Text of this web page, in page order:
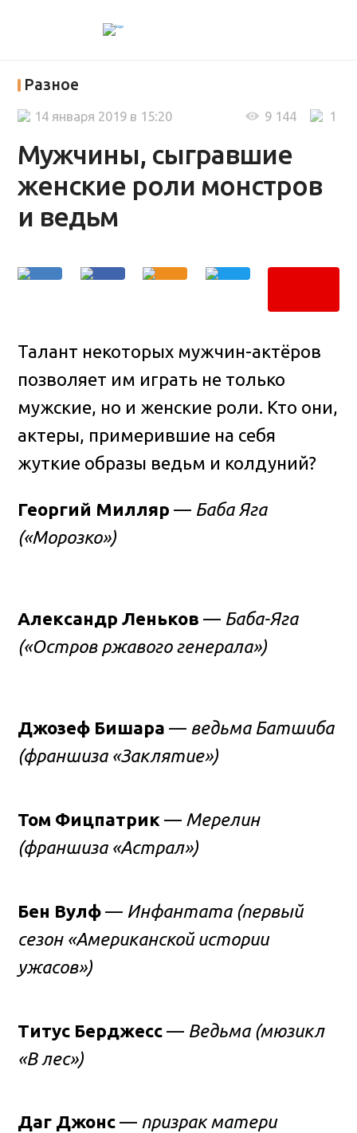
Разное
Мужчины, сыгравшие
женские роли монстров
и ведьм
1
9 144
14 января 2019 в 15:20
Талант некоторых мужчин-актёров
позволяет им играть не только
мужские, но и женские роли. Кто они,
актеры, примерившие на себя
жуткие образы ведьм и колдуний?
Георгий Милляр — Баба Яга
(«Морозко»)
Александр Леньков — Баба-Яга
(«Остров ржавого генерала»)
Джозеф Бишара — ведьма Батшиба
(франшиза «Заклятие»)
Том Фицпатрик — Мерелин
(франшиза «Астрал»)
Бен Вулф — Инфантата (первый
сезон «Американской истории
ужасов»)
Титус Берджесс — Ведьма (мюзикл
«В лес»)
Даг Джонс — призрак матери